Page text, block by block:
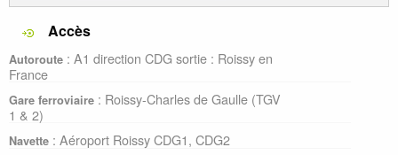
Accès
Autoroute : A1 direction CDG sortie : Roissy en
France
Gare ferroviaire : Roissy-Charles de Gaulle (TGV
1 & 2)
Navette : Aéroport Roissy CDG1, CDG2